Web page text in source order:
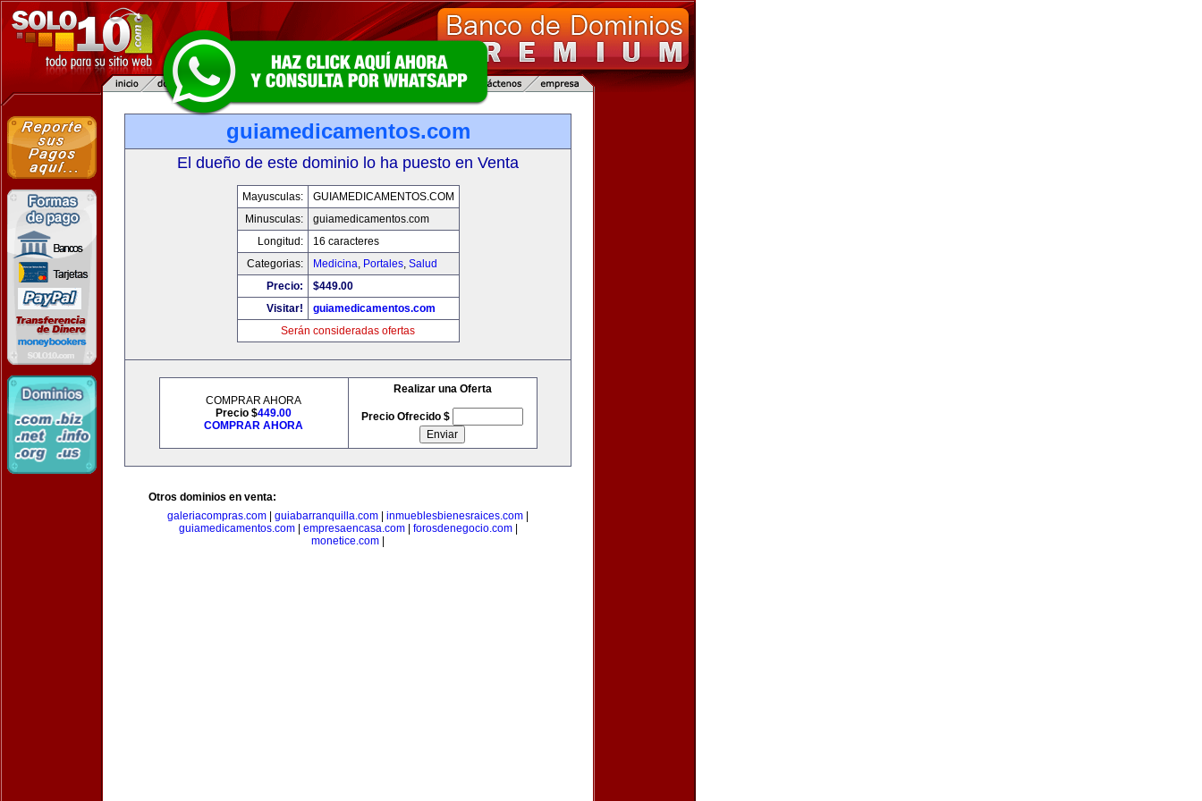
guiamedicamentos.com
El dueño de este dominio lo ha puesto en Venta
Mayusculas:
GUIAMEDICAMENTOS.COM
Minusculas:
guiamedicamentos.com
Longitud:
16 caracteres
Categorias:
Medicina, Portales, Salud
Precio:
$449.00
Visitar!
guiamedicamentos.com
Serán consideradas ofertas
COMPRAR AHORA
Precio $449.00
COMPRAR AHORA
Realizar una Oferta
Precio Ofrecido $
Otros dominios en venta:
galeriacompras.com
guiabarranquilla.com inmueblesbienesraices.com
guiamedicamentos.com| empresaencasa.com| forosdenegocio.com|
monetice.com